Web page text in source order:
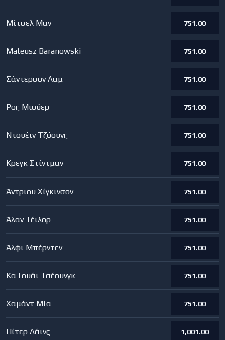
Μίτσελ Μαν 751.00
Mateusz Baranowski 751.00
Σάντερσον Λαμ 751.00
Ρος Μιούερ 751.00
Ντουέιν Τζόουνς 751.00
Κρεγκ Στίντμαν 751.00
Άντριου Χίγκινσον 751.00
Άλαν Τέιλορ 751.00
Άλφι Μπέρντεν 751.00
Κα Γουάι Τσέουνγκ 751.00
Χαμάντ Μία 751.00
Πίτερ Λάινς 1,001.00